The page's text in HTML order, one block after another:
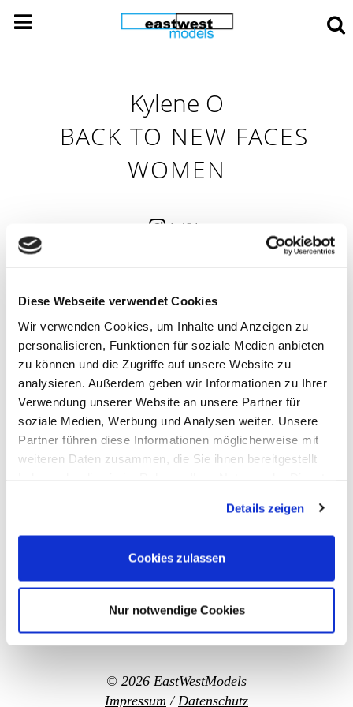
Diese Webseite verwendet Cookies
Wir verwenden Cookies, um Inhalte und Anzeigen zu
personalisieren, Funktionen für soziale Medien anbieten
zu können und die Zugriffe auf unsere Website zu
analysieren. Außerdem geben wir Informationen zu Ihrer
Verwendung unserer Website an unsere Partner für
soziale Medien, Werbung und Analysen weiter. Unsere
Partner führen diese Informationen möglicherweise mit
weiteren Daten zusammen, die Sie ihnen bereitgestellt
Details zeigen
Cookies zulassen
Nur notwendige Cookies
Kylene O
BACK TO NEW FACES
WOMEN
1 421
© 2026 EastWestModels
Impressum /Datenschutz